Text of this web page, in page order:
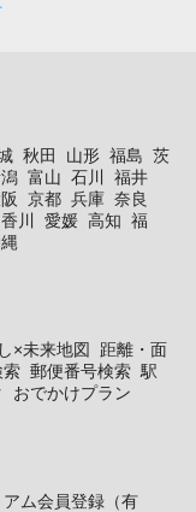
秋田 山形 福島 茨
富山 石川
福井
京都 兵庫 奈良
香川 愛媛 高知 福
×未来地図
距離・面
索 郵便番号検索 駅
おでかけプラン
ム会員登録（有